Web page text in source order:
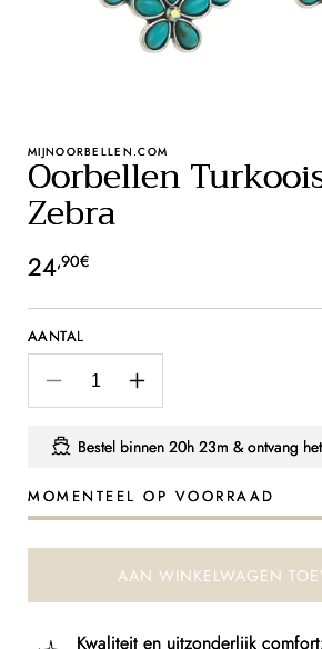
MIJNOORBELLEN.COM
Oorbellen
Zebra
Normale
prijs
24,90€
AANTAL
Aantal
verlagen
voor
Oorbellen
Hanger
Aantal
verhogen
voor
Oorbellen
Hanger
Bestel binnen 20h 23m & ontvang het
MOMENTEEL OP VOORRAAD
AAN WINKELWAGEN
Kwaliteit en uitzonderlijk